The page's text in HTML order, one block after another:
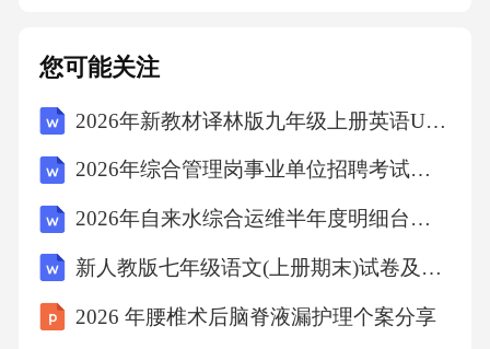
3.复核工作由学校领导或指定的专门小组负责，
复核人员应认真审查信访事项的办理过程和相
关证据材料，充分听取信访人的意见和申辩，
在受理复核申请之日起[X]个工作日内反馈给信
访人。复核意见应明确维持、变更或撤销原复
查意见，并说明理由。五、信访监督与责任追
您可能关注
2026年新教材译林版九年级上册英语Unit 5 Music speaks单元知识清单
2026年综合管理岗事业单位招聘考试笔试试题（含答案）
2026年自来水综合运维半年度明细台账内勤招聘考试笔试试题（含答案）
新人教版七年级语文(上册期末)试卷及答案(真题)
2026 年腰椎术后脑脊液漏护理个案分享